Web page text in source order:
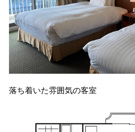
落ち着いた雰囲気の客室